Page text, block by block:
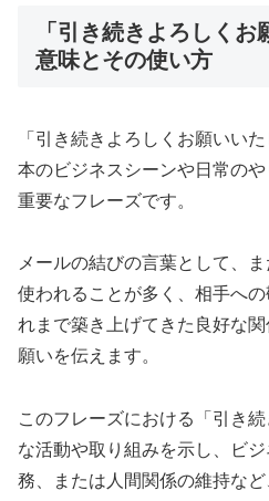
「引き続きよろしく
意味とその使い方
「引き続きよろしくお願いい
本のビジネスシーンや日常の
重要なフレーズです。
メールの結びの言葉として、
使われることが多く、相手へ
れまで築き上げてきた良好な
願いを伝えます。
このフレーズにおける「引き
な活動や取り組みを示し、ビ
務、または人間関係の維持な